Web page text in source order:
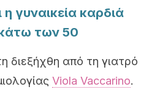
γυναικεία καρδιά
των 50
διεξήχθη από τη γιατρό
Viola Vaccarino.